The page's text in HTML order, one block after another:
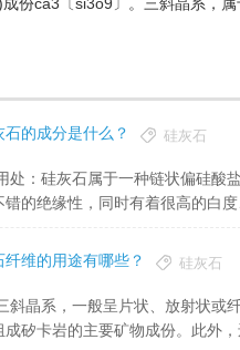
的成分是什么？ 硅灰石
的绝缘性，同时有着很高的白
维的用途有哪些？ 硅灰石
矽卡岩的主要矿物成份。此外